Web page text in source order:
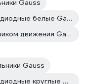
Gauss
Светильники встраиваемые светодиодные белые Gauss
Прожекторы светодиодные с датчиком движения Gauss
Gauss
Светильники встраиваемые светодиодные круглые Gauss